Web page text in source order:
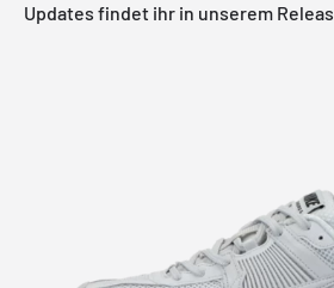
Updates findet ihr in unserem